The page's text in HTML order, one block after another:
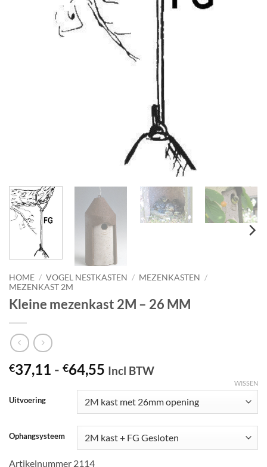
HOME / VOGEL NESTKASTEN / MEZENKASTEN /
MEZENKAST 2M
Kleine mezenkast 2M – 26 MM
€37,11 - €64,55 Prijsklasse:
tot
€64,55
Incl BTW
Uitvoering
Ophangsysteem
WISSEN
Artikelnummer 2114